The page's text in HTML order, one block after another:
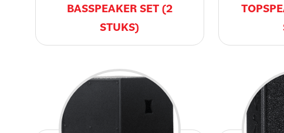
BASSPEAKER SET (2
STUKS)